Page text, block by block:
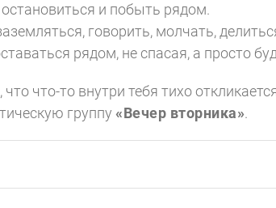
и побыть рядом.
говорить, молчать,
рядом, не спасая, а просто
что-то внутри тебя тихо
группу «Вечер вторника».